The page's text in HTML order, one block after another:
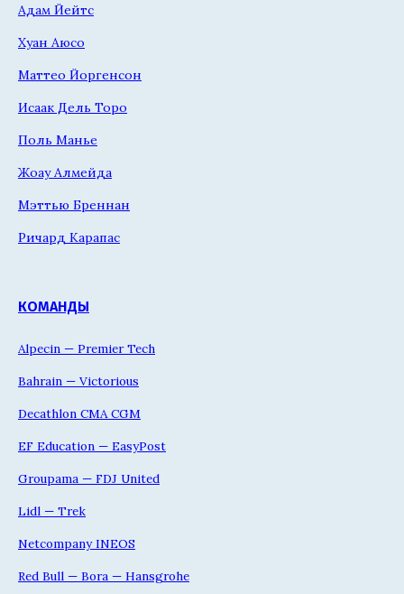
Адам Йейтс
Хуан Аюсо
Маттео Йоргенсон
Исаак Дель Торо
Поль Манье
Жоау Алмейда
Мэттью Бреннан
Ричард Карапас
КОМАНДЫ
Alpecin — Premier Tech
Bahrain — Victorious
Decathlon CMA CGM
EF Education — EasyPost
Groupama — FDJ United
Lidl — Trek
Netcompany INEOS
Red Bull — Bora — Hansgrohe